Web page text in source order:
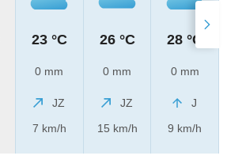
23 °C
0 mm
JZ
7 km/h
26 °C
0 mm
JZ
15 km/h
28 °C
0 mm
J
9 km/h